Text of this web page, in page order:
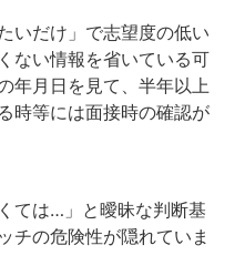
いだけ」で志望度の低い
ない情報を省いている可
年月日を見て、半年以上
時等には面接時の確認が
ては…」と曖昧な判断基
チの危険性が隠れていま